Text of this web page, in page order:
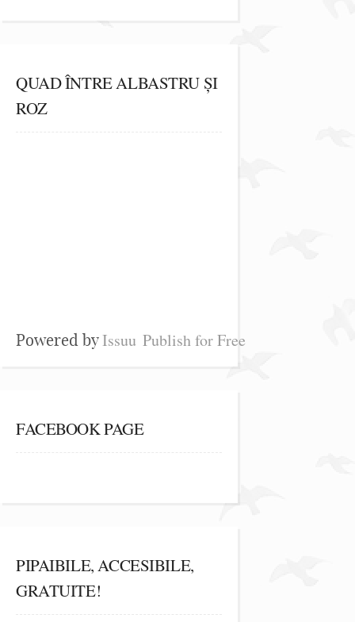
QUAD ÎNTRE ALBASTRU ȘI
ROZ
Powered byIssuu Publish for Free
FACEBOOK PAGE
PIPAIBILE, ACCESIBILE,
GRATUITE!